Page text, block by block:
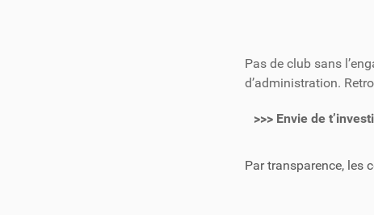
Pas de club sans
d’administration.
>>> Envie de
Par transparence, les